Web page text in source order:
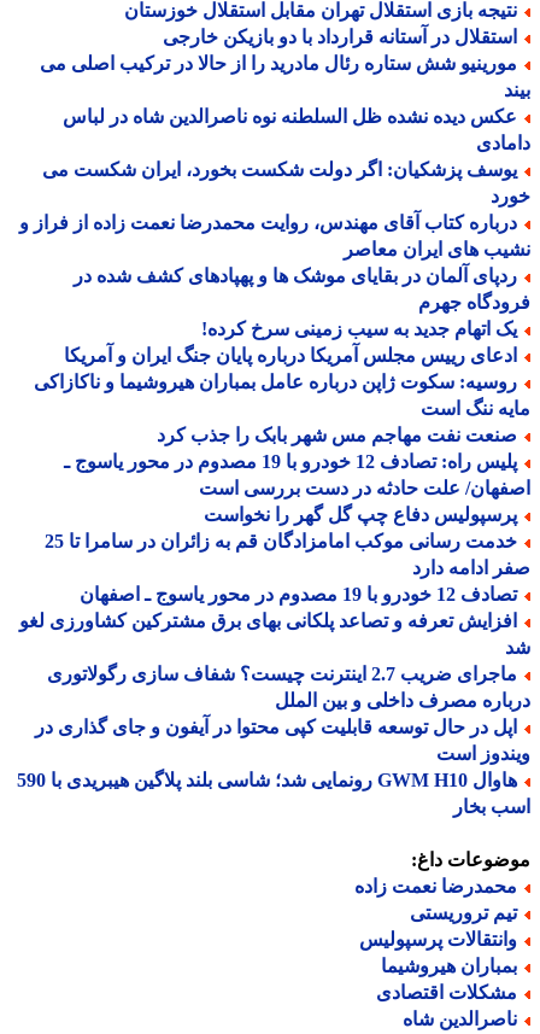
بازی استقلال تهران مقابل استقلال خوزستان
در آستانه قرارداد با دو بازیکن خارجی
شش ستاره رئال مادرید را از حالا در ترکیب اصلی می
دیده نشده ظل السلطنه نوه ناصرالدین شاه در لباس
پزشکیان: اگر دولت شکست بخورد، ایران شکست می
کتاب آقای مهندس، روایت محمدرضا نعمت زاده از فراز و
های ایران معاصر
آلمان در بقایای موشک ها و پهپادهای کشف شده در
جهرم
اتهام جدید به سیب زمینی سرخ کرده!
رییس مجلس آمریکا درباره پایان جنگ ایران و آمریکا
سکوت ژاپن درباره عامل بمباران هیروشیما و ناکازاکی
ننگ است
نفت مهاجم مس شهر بابک را جذب کرد
پلیس راه: تصادف 12 خودرو با 19 مصدوم در محور یاسوج ـ
علت حادثه در دست بررسی است
دفاع چپ گل گهر را نخواست
خدمت رسانی موکب امامزادگان قم به زائران در سامرا تا 25
ادامه دارد
خودرو با 19 مصدوم در محور یاسوج ـ اصفهان
تعرفه و تصاعد پلکانی بهای برق مشترکین کشاورزی لغو
ماجرای ضریب 2.7 اینترنت چیست؟ شفاف سازی رگولاتوری
مصرف داخلی و بین الملل
در حال توسعه قابلیت کپی محتوا در آیفون و جای گذاری در
است
هاوال GWM H10 رونمایی شد؛ شاسی بلند پلاگین هیبریدی با 590
بخار
داغ:
نعمت زاده
تروریستی
پرسپولیس
هیروشیما
اقتصادی
شاه